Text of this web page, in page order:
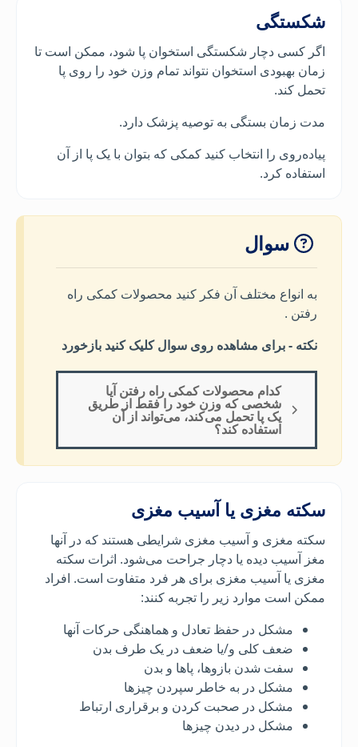
شکستگی
اگر کسی دچار شکستگی استخوان پا شود، ممکن است تا
زمان بهبودی استخوان نتواند تمام وزن خود را روی پا
تحمل کند.
مدت زمان بستگی به توصیه پزشک دارد.
پیاده‌روی را انتخاب کنید کمکی که بتوان با یک پا از آن
استفاده کرد.
سوال
به انواع مختلف آن فکر کنید محصولات کمکی راه
رفتن .
نکته - برای مشاهده روی سوال کلیک کنید بازخورد
کدام محصولات کمکی راه رفتن آیا
شخصی که وزن خود را فقط از طریق
یک پا تحمل می‌کند، می‌تواند از آن
استفاده کند؟
سکته مغزی یا آسیب مغزی
سکته مغزی و آسیب مغزی شرایطی هستند که در آنها
مغز آسیب دیده یا دچار جراحت می‌شود. اثرات سکته
مغزی یا آسیب مغزی برای هر فرد متفاوت است. افراد
ممکن است موارد زیر را تجربه کنند:
مشکل در حفظ تعادل و هماهنگی حرکات آنها
ضعف کلی و/یا ضعف در یک طرف بدن
سفت شدن بازوها، پاها و بدن
مشکل در به خاطر سپردن چیزها
مشکل در صحبت کردن و برقراری ارتباط
مشکل در دیدن چیزها